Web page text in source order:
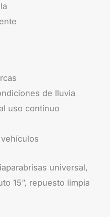
de lluvia
uso continuo
universal,
15”, repuesto limpia